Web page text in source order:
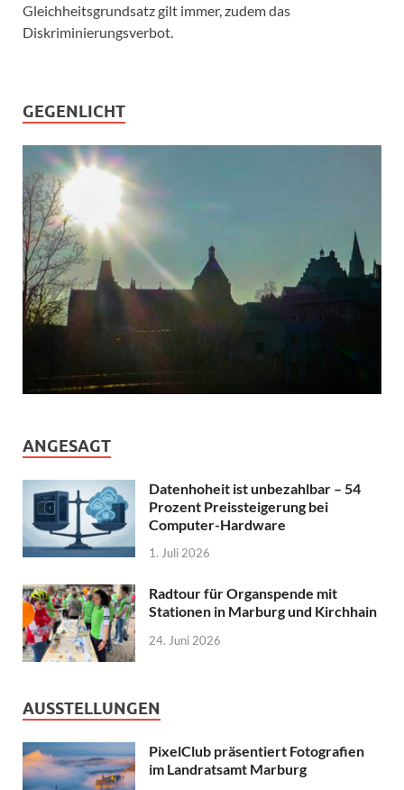
Gleichheitsgrundsatz gilt immer, zudem das
Diskriminierungsverbot.
GEGENLICHT
ANGESAGT
Datenhoheit ist unbezahlbar – 54
Prozent Preissteigerung bei
Computer-Hardware
1. Juli 2026
Radtour für Organspende mit
Stationen in Marburg und Kirchhain
24. Juni 2026
AUSSTELLUNGEN
PixelClub präsentiert Fotografien
im Landratsamt Marburg